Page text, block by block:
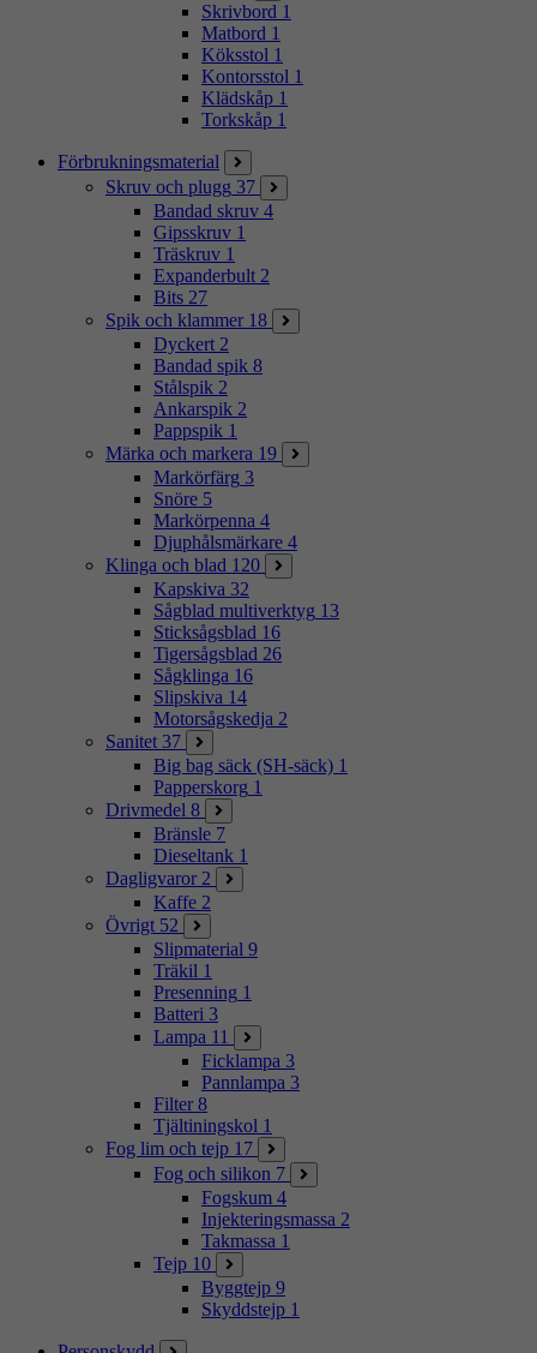
Skrivbord 1
Matbord 1
Köksstol 1
Kontorsstol 1
Klädskåp 1
Torkskåp 1
Förbrukningsmaterial
Skruv och plugg 37
Bandad skruv 4
Gipsskruv 1
Träskruv 1
Expanderbult 2
Bits 27
Spik och klammer 18
Dyckert 2
Bandad spik 8
Stålspik 2
Ankarspik 2
Pappspik 1
Märka och markera 19
Markörfärg 3
Snöre 5
Markörpenna 4
Djuphålsmärkare 4
Klinga och blad 120
Kapskiva 32
Sågblad multiverktyg 13
Sticksågsblad 16
Tigersågsblad 26
Sågklinga 16
Slipskiva 14
Motorsågskedja 2
Sanitet 37
Big bag säck (SH-säck) 1
Papperskorg 1
Drivmedel 8
Bränsle 7
Dieseltank 1
Dagligvaror 2
Kaffe 2
Övrigt 52
Slipmaterial 9
Träkil 1
Presenning 1
Batteri 3
Lampa 11
Ficklampa 3
Pannlampa 3
Filter 8
Tjältiningskol 1
Fog lim och tejp 17
Fog och silikon 7
Fogskum 4
Injekteringsmassa 2
Takmassa 1
Tejp 10
Byggtejp 9
Skyddstejp 1